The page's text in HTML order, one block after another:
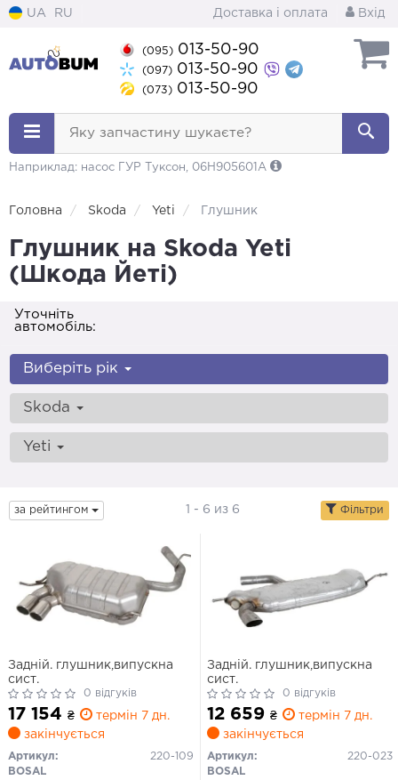
UA RU Доставка і оплата Вхід
(095) 013-50-90
(097) 013-50-90
(073) 013-50-90
Яку запчастину шукаєте?
Наприклад: насос ГУР Туксон, 06H905601A
Головна Skoda Yeti Глушник
Глушник на Skoda Yeti
(Шкода Йеті)
Уточніть
автомобіль:
Виберіть рік
Skoda
Yeti
за рейтингом 1 - 6 из 6 Фільтри
Задній. глушник,випускна
сист.
0 відгуків
17 154 ₴
термін 7 дн.
закінчується
Артикул:
220-109
BOSAL
Задній. глушник,випускна
сист.
0 відгуків
12 659 ₴
термін 7 дн.
закінчується
Артикул:
220-023
BOSAL